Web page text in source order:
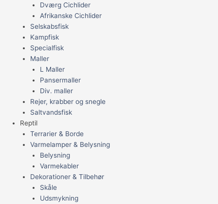
Dværg Cichlider
Afrikanske Cichlider
Selskabsfisk
Kampfisk
Specialfisk
Maller
L Maller
Pansermaller
Div. maller
Rejer, krabber og snegle
Saltvandsfisk
Reptil
Terrarier & Borde
Varmelamper & Belysning
Belysning
Varmekabler
Dekorationer & Tilbehør
Skåle
Udsmykning